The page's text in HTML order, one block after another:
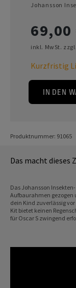
Johansson
69,00
inkl. MwSt.
Kurzfristig
IN DEN
Produktnummer: 91065
Das macht dieses
Das Johansson
Aufbaurahmen gezogen
dein Kind zuverlässig
Kit bietet keinen
für Oscar S zwingend